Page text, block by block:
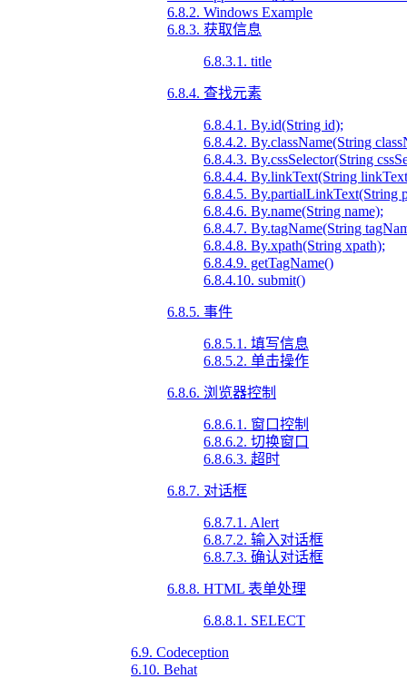
6.8.2. Windows Example
6.8.3. 获取信息
6.8.3.1. title
6.8.4. 查找元素
6.8.4.1. By.id(String id);
6.8.4.2. By.className(String
6.8.4.3. By.cssSelector(String
6.8.4.4. By.linkText(String
6.8.4.5. By.partialLinkText(String
6.8.4.6. By.name(String name);
6.8.4.7. By.tagName(String
6.8.4.8. By.xpath(String xpath);
6.8.4.9. getTagName()
6.8.4.10. submit()
6.8.5. 事件
6.8.5.1. 填写信息
6.8.5.2. 单击操作
6.8.6. 浏览器控制
6.8.6.1. 窗口控制
6.8.6.2. 切换窗口
6.8.6.3. 超时
6.8.7. 对话框
6.8.7.1. Alert
6.8.7.2. 输入对话框
6.8.7.3. 确认对话框
6.8.8. HTML 表单处理
6.8.8.1. SELECT
6.9. Codeception
6.10. Behat